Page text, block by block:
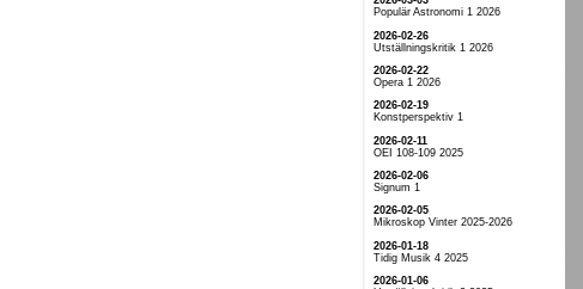
Populär Astronomi 1 2026
2026-02-26
Utställningskritik 1 2026
2026-02-22
Opera 1 2026
2026-02-19
Konstperspektiv 1
2026-02-11
OEI 108-109 2025
2026-02-06
Signum 1
2026-02-05
Mikroskop Vinter 2025-2026
2026-01-18
Tidig Musik 4 2025
2026-01-06